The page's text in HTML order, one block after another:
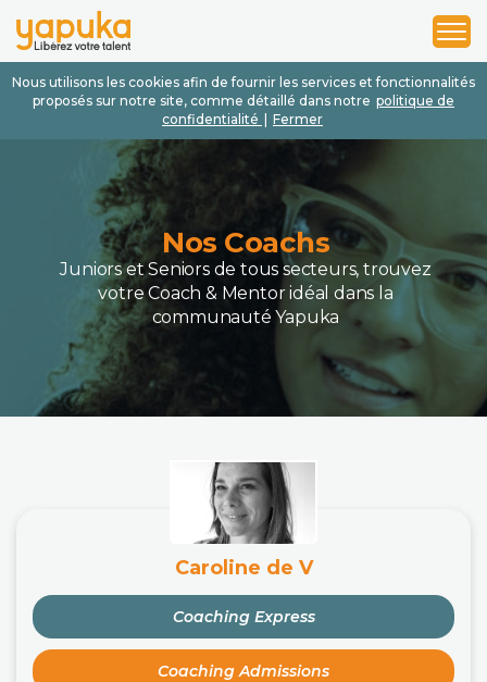
Nous utilisons les cookies afin de fournir les services et fonctionnalités
proposés sur notre site, comme détaillé dans notre politique de
confidentialité
Fermer
1
2
3
Nos Coachs
Juniors et Seniors de tous secteurs, trouvez
votre Coach & Mentor idéal dans la
communauté Yapuka
Caroline de V
Coaching Express
Coaching Admissions